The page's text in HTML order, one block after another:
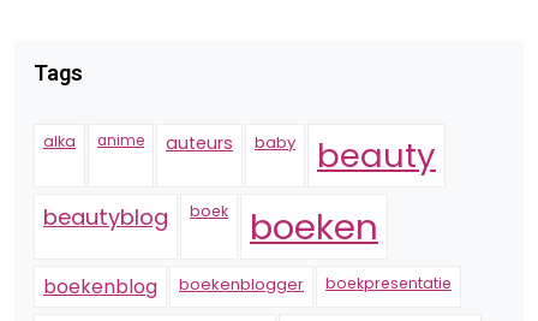
Tags
alka anime auteurs baby beauty
beautyblog boek boeken
boekenblog boekenblogger boekpresentatie